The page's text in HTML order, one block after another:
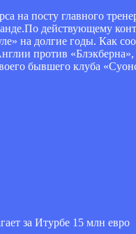
посту главного
действующему
на долгие годы. Как
против
бывшего клуба